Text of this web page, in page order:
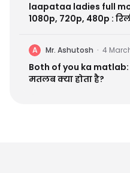
laapataa ladies full
1080p, 720p, 480p :
A Mr. Ashutosh · 4
Both of you ka
मतलब क्या होता है?